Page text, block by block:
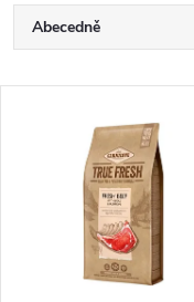
Ř
a
Abecedně
Nejprodávanější